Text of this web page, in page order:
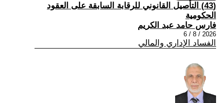
(43) التأصيل القانوني للرقابة السابقة على العقود
الحكومية
فارس حامد عبد الكريم
2026 / 8 / 6
الفساد الإداري والمالي